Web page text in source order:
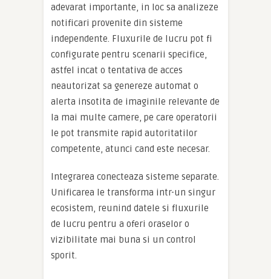
adevarat importante, in loc sa analizeze
notificari provenite din sisteme
independente. Fluxurile de lucru pot fi
configurate pentru scenarii specifice,
astfel incat o tentativa de acces
neautorizat sa genereze automat o
alerta insotita de imaginile relevante de
la mai multe camere, pe care operatorii
le pot transmite rapid autoritatilor
competente, atunci cand este necesar.
Integrarea conecteaza sisteme separate.
Unificarea le transforma intr-un singur
ecosistem, reunind datele si fluxurile
de lucru pentru a oferi oraselor o
vizibilitate mai buna si un control
sporit.